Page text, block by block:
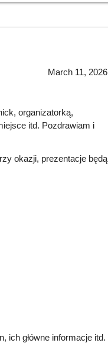
March 11, 2026
organizatorką,
itd. Pozdrawiam i
okazji, prezentacje będą
ich główne informacje itd.